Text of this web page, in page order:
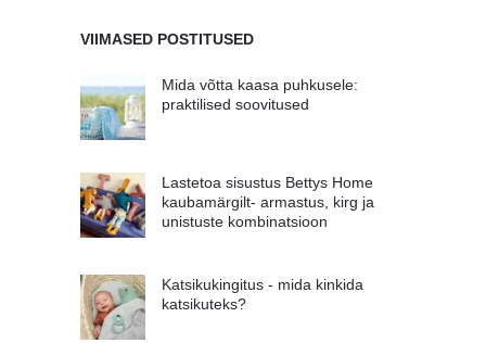
VIIMASED POSTITUSED
Mida võtta kaasa puhkusele:
praktilised soovitused
Lastetoa sisustus Bettys Home
kaubamärgilt- armastus, kirg ja
unistuste kombinatsioon
Katsikukingitus - mida kinkida
katsikuteks?